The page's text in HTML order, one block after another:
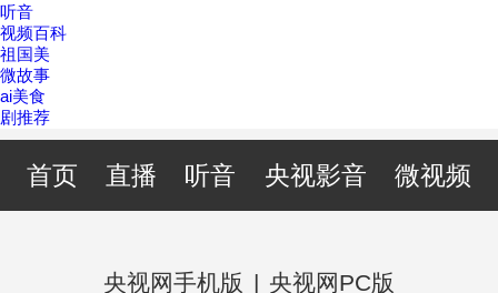
听音
视频百科
祖国美
微故事
ai美食
剧推荐
首页 直播 听音 央视影音 微视频
央视网手机版 | 央视网PC版